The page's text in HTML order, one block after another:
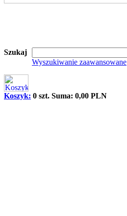
Szukaj
Wyszukiwanie zaawansowane
Koszyk: 0 szt. Suma: 0,00 PLN